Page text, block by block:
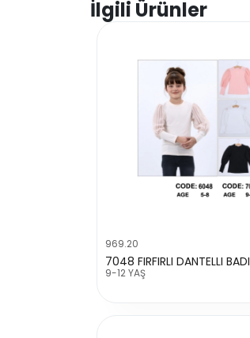
İlgili Ürünler
969.20
7048 FIRFIRLI DANTELLI BADI
9-12 YAŞ